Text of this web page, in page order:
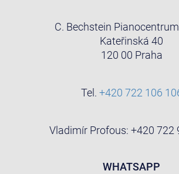
C. Bechstein
Kateřinská 40
120 00 Praha
Tel. +420 722 106
Vladimír Profous: +420 722
WHATSAPP